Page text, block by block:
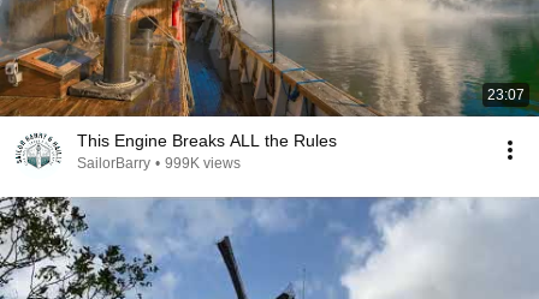
23:07
This Engine Breaks ALL the Rules
SailorBarry • 999K views